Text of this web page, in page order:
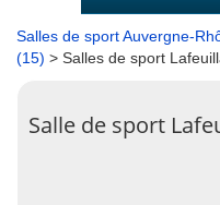
Salles de sport Auvergne-
(15) > Salles de sport
Salle de sport